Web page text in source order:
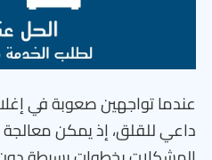
عندما تواجهين صعوبة في
داعي للقلق، إذ يمكن